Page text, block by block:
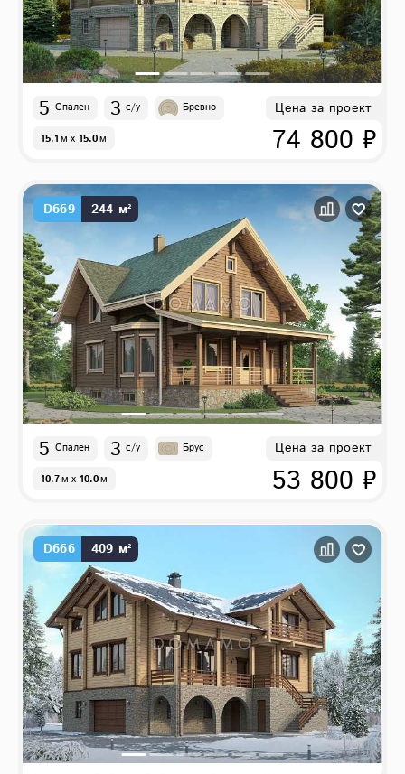
5 Спален 3 с/у Бревно
15.1м x 15.0м
Цена за проект
74 800 ₽
D669 244 м²
5 Спален 3 с/у Брус
10.7м x 10.0м
Цена за проект
53 800 ₽
D666 409 м²